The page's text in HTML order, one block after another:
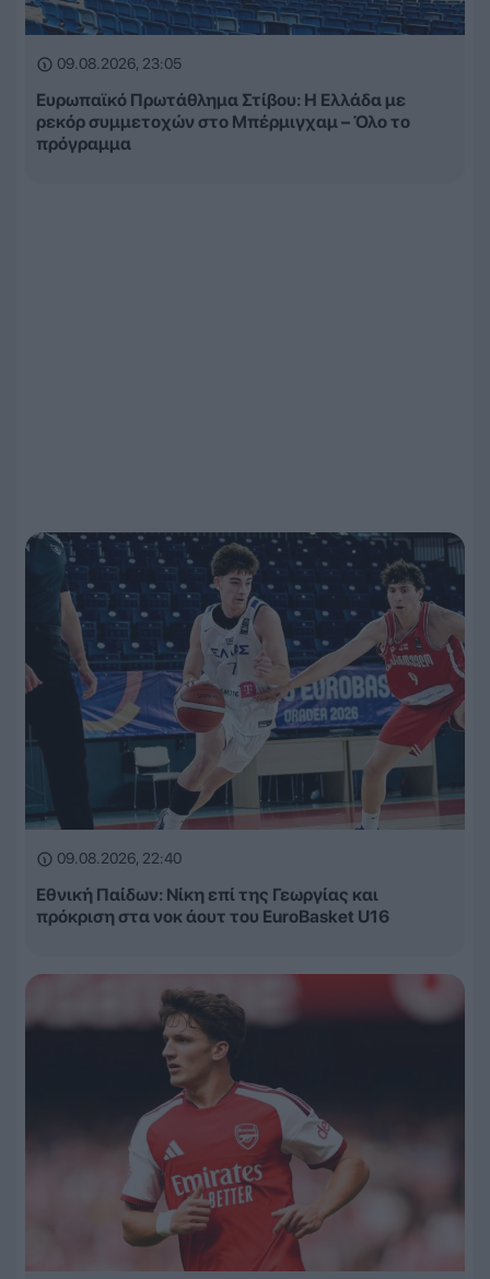
09.08.2026, 23:05
Ευρωπαϊκό Πρωτάθλημα Στίβου: Η Ελλάδα με
ρεκόρ συμμετοχών στο Μπέρμιγχαμ – Όλο το
πρόγραμμα
09.08.2026, 22:40
Εθνική Παίδων: Νίκη επί της Γεωργίας και
πρόκριση στα νοκ άουτ του EuroBasket U16